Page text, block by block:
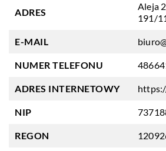
ADRES
Aleja
191/
E-MAIL
NUMER TELEFONU
ADRES INTERNETOWY
NIP
REGON